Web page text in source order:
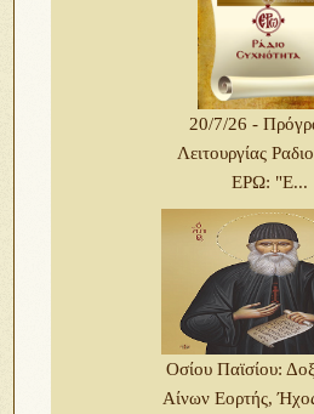
20/7/26 -
Λειτουργίας
ΕΡΩ: "Ε...
Οσίου Παϊσίου:
Αίνων Εορτής,